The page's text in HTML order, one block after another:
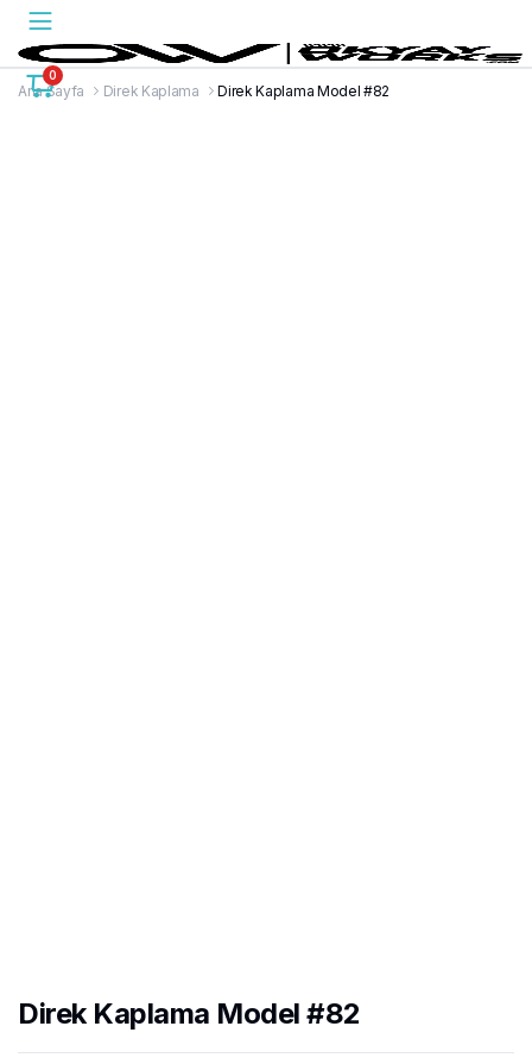
0
Ana Sayfa Direk Kaplama Direk Kaplama Model #82
Direk Kaplama Model #82